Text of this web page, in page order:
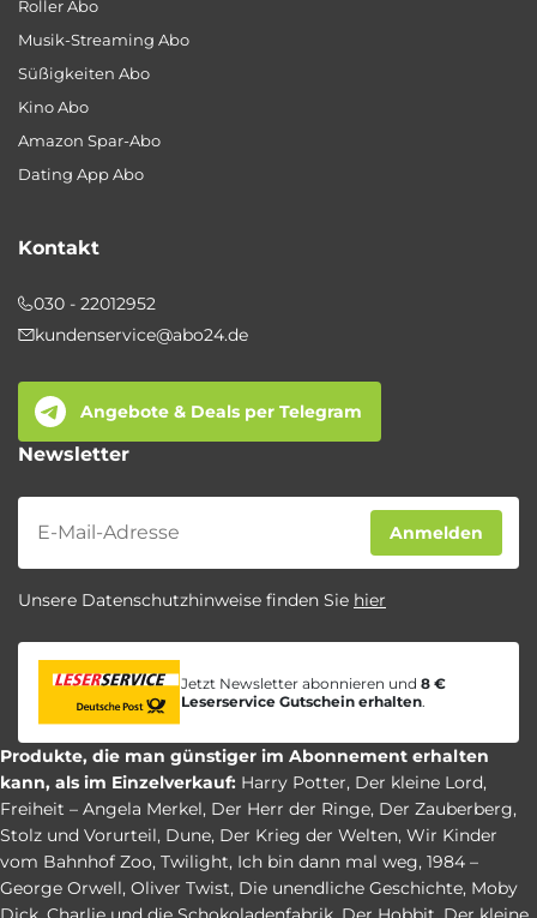
Roller Abo
Musik-Streaming Abo
Süßigkeiten Abo
Kino Abo
Amazon Spar-Abo
Dating App Abo
Kontakt
030 - 22012952
kundenservice@abo24.de
Angebote & Deals per Telegram
Newsletter
Newsletter
Anmelden
Unsere Datenschutzhinweise finden Sie hier
Jetzt Newsletter abonnieren und 8 €
Leserservice Gutschein erhalten.
Produkte, die man günstiger im Abonnement erhalten
kann, als im Einzelverkauf: Harry Potter, Der kleine Lord,
Freiheit – Angela Merkel, Der Herr der Ringe, Der Zauberberg,
Stolz und Vorurteil, Dune, Der Krieg der Welten, Wir Kinder
vom Bahnhof Zoo, Twilight, Ich bin dann mal weg, 1984 –
George Orwell, Oliver Twist, Die unendliche Geschichte, Moby